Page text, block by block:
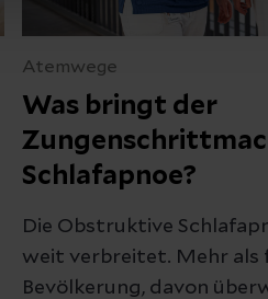
Atemwege
Was bringt der
Schlafapnoe?
Die Obstruktive
weit verbreitet. Mehr als
Bevölkerung, davon